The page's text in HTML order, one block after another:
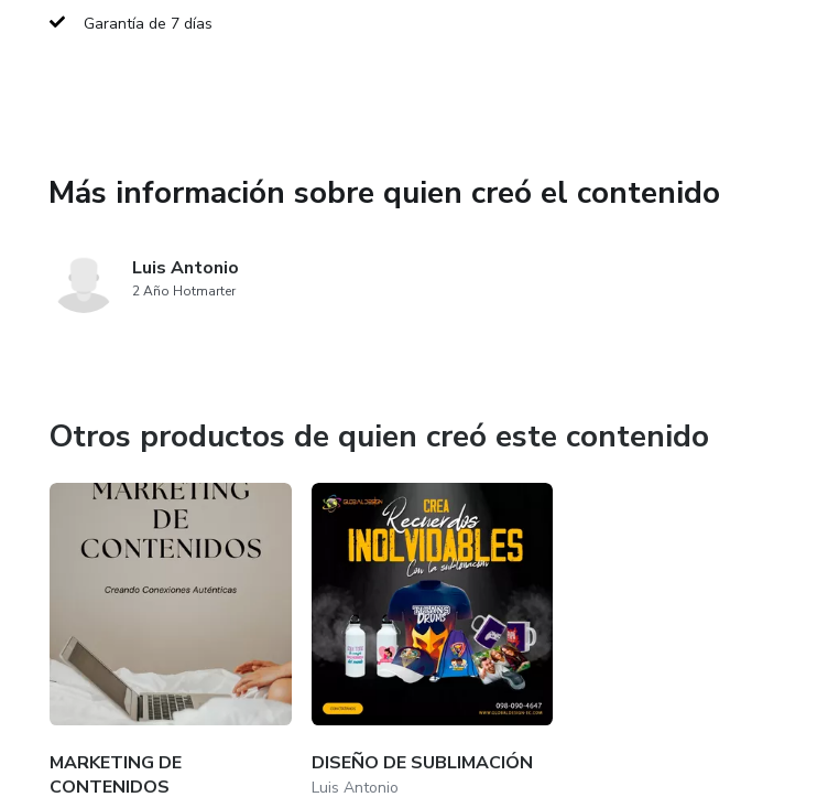
Garantía de 7 días
Más información sobre quien creó el contenido
Luis Antonio
2 Año Hotmarter
Otros productos de quien creó este contenido
MARKETING DE
CONTENIDOS
DISEÑO DE SUBLIMACIÓN
Luis Antonio